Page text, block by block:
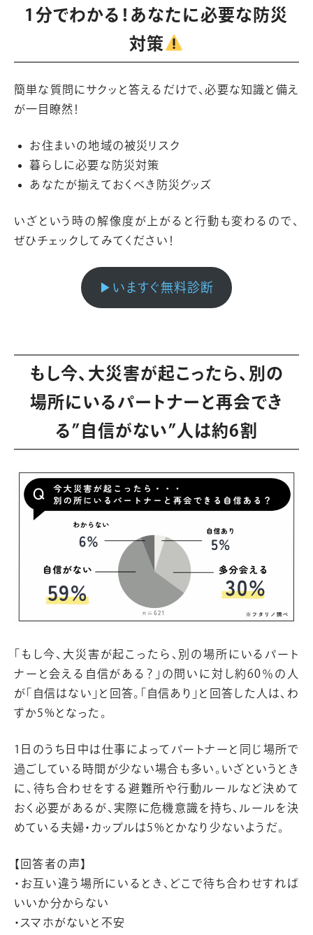
​1分でわかる！あなたに必要な防災
対策
簡単な質問にサクッと答えるだけで、必要な知識と備え
が一目瞭然！
お住まいの地域の被災リスク
暮らしに必要な防災対策
あなたが揃えておくべき防災グッズ
いざという時の解像度が上がると行動も変わるので、
ぜひチェックしてみてください！
▶︎いますぐ無料診断
もし今、大災害が起こったら、別の
場所にいるパートナーと再会でき
る”自信がない”人は約6割
「もし今、大災害が起こったら、別の場所にいるパート
ナーと会える自信がある？」の問いに対し約60％の人
が「自信はない」と回答。「自信あり」と回答した人は、わ
ずか5%となった。
1日のうち日中は仕事によってパートナーと同じ場所で
過ごしている時間が少ない場合も多い。いざというとき
に、待ち合わせをする避難所や行動ルールなど決めて
おく必要があるが、実際に危機意識を持ち、ルールを決
めている夫婦・カップルは5%とかなり少ないようだ。
【回答者の声】
・お互い違う場所にいるとき、どこで待ち合わせすれば
いいか分からない
・スマホがないと不安